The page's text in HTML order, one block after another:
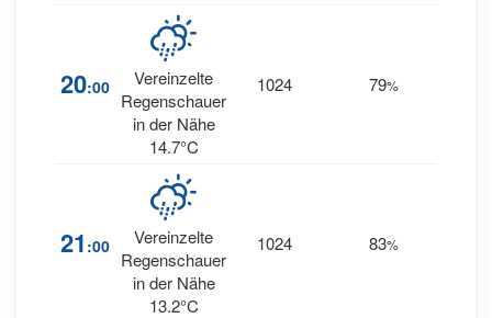
20:00
Vereinzelte
Regenschauer
in der Nähe
14.7°C
1024 79%
21 :00
Vereinzelte
Regenschauer
in der Nähe
13.2°C
1024 83%